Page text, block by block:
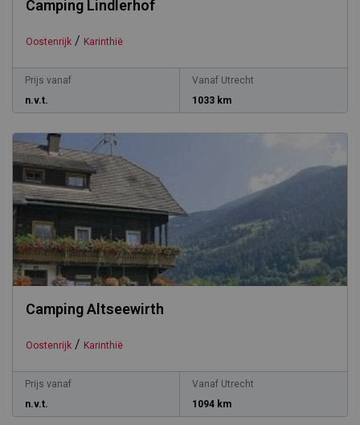
Camping Lindlerhof
Oostenrijk / Karinthië
Prijs vanaf
n.v.t.
Vanaf Utrecht
1033 km
Camping Altseewirth
Oostenrijk / Karinthië
Prijs vanaf
n.v.t.
Vanaf Utrecht
1094 km